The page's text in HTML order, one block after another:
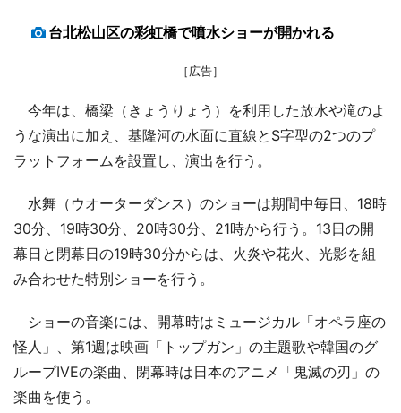
台北松山区の彩虹橋で噴水ショーが開かれる
［広告］
今年は、橋梁（きょうりょう）を利用した放水や滝のよ
うな演出に加え、基隆河の水面に直線とS字型の2つのプ
ラットフォームを設置し、演出を行う。
水舞（ウオーターダンス）のショーは期間中毎日、18時
30分、19時30分、20時30分、21時から行う。13日の開
幕日と閉幕日の19時30分からは、火炎や花火、光影を組
み合わせた特別ショーを行う。
ショーの音楽には、開幕時はミュージカル「オペラ座の
怪人」、第1週は映画「トップガン」の主題歌や韓国のグ
ループIVEの楽曲、閉幕時は日本のアニメ「鬼滅の刃」の
楽曲を使う。